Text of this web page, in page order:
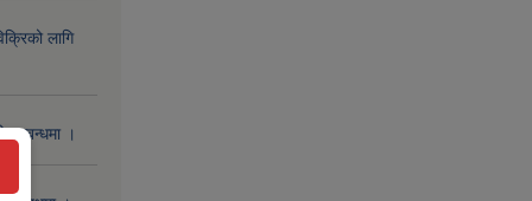
लागि
सम्बन्धमा ।